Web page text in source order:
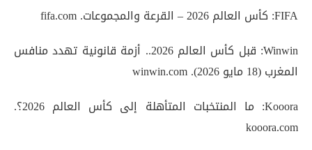
FIFA: كأس العالم 2026 – القرعة والمجموعات. fifa.com
Winwin: قبل كأس العالم 2026.. أزمة قانونية تهدد منافس
المغرب (18 مايو 2026). winwin.com
Kooora: ما المنتخبات المتأهلة إلى كأس العالم 2026؟.
kooora.com